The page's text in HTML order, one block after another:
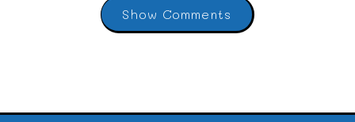
Show Comments